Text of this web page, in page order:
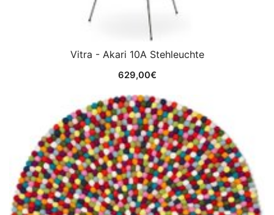
Vitra - Akari 10A Stehleuchte
629,00€